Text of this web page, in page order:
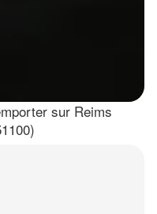
sur Reims